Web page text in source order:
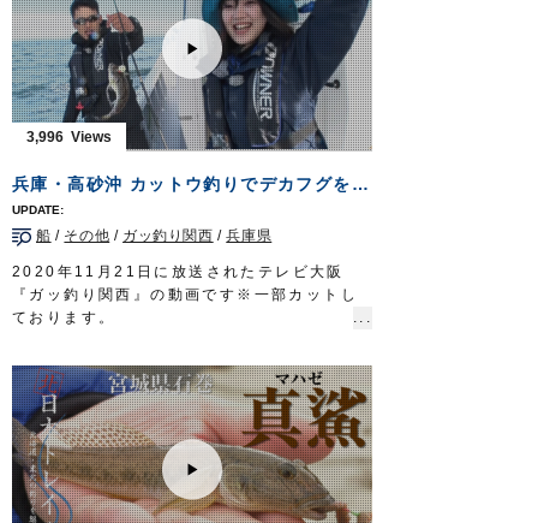
むのは、札幌を拠点に活動するフィッシング
ガイド児島秀明さん。
この時期、阿寒に滞在しガイドに明け暮れる
湖のスペシャリストだが、今年は初挑戦。
全国からゲストを迎える前にフィールドのコ
ンディションを把握しておきたい。
胸高鳴る釣りの舞台が、ようやく幕を開け
タックル
ロッド：トラウトロッド L 5ft10in
リール：3500番 XG スピニングリール
メインライン：PE 0.7号
リーダー：ナイロン 12lb
スナップ： 耐力スナップ
#00
ルアー：
DS-48F デメタシャロー
放送日 2020年7月12日
OWNERMOVIEhttp://ownertv.jp/
オーナーばりwebsite
http://www.owner.co.jp
3,996
兵庫・高砂沖 カットウ釣りでデカフグを狙う
船 / その他 / ガッ釣り関西 /兵庫県
2020年11月21日に放送されたテレビ大阪
『ガッ釣り関西』の動画です※一部カットし
ております。
ーターののぞみさんに秋から冬にかけてシー
ズンとなる船からのカットウフグをみっちり
教えます。
基本的なテクニックからご紹介しております
ので、初心者の方もぜひご覧ください 。
■使用製品
・カットウシンカー 丸錘